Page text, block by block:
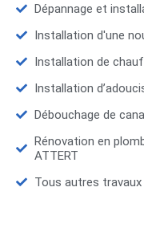
Dépannage et
Installation d'une
Installation de
Installation
Débouchage de
Rénovation en
ATTERT
Tous autres